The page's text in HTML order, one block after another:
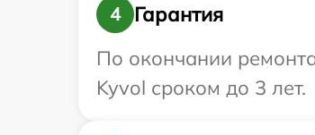
4
Гарантия
По окончании
Kyvol сроком до 3 лет.